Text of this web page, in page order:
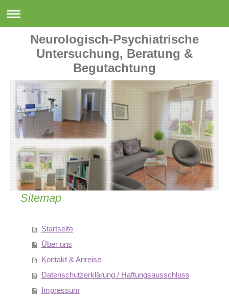
Neurologisch-Psychiatrische
Untersuchung, Beratung &
Begutachtung
Sitemap
Startseite
Über uns
Kontakt & Anreise
Datenschutzerklärung / Haftungsausschluss
Impressum